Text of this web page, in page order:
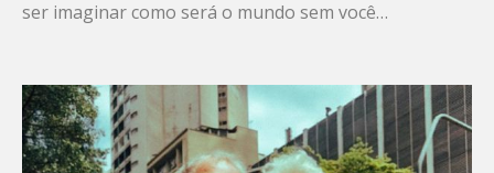
ser imaginar como será o mundo sem você…